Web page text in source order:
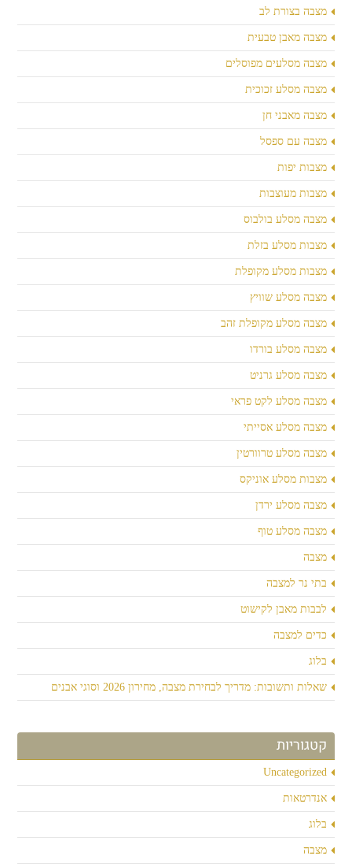
מצבה בצורת לב
מצבה מאבן טבעית
מצבה מסלעים מפוסלים
מצבה מסלע זכוכית
מצבה מאבני חן
מצבה עם ספסל
מצבות יפות
מצבות מעוצבות
מצבה מסלע בולבוס
מצבות מסלע בזלת
מצבות מסלע מקופלת
מצבה מסלע שוויץ
מצבה מסלע מקופלת זהב
מצבה מסלע בורדו
מצבה מסלע גרניט
מצבה מסלע לקט פראי
מצבה מסלע אסייתי
מצבה מסלע טרוורטין
מצבות מסלע אוניקס
מצבה מסלע ירדן
מצבה מסלע טוף
מצבה
בתי נר למצבה
לבבות מאבן לקישוט
כדים למצבה
בלוג
שאלות ותשובות: מדריך לבחירת מצבה, מחירון 2026 וסוגי אבנים
קטגוריות
Uncategorized
אנדרטאות
בלוג
מצבה